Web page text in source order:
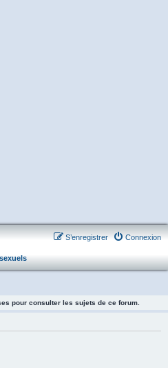
Connexion
S’enregistrer
pour consulter les sujets de ce forum.